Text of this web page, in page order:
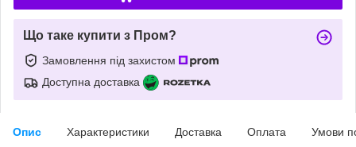
Що таке купити з Пром?
Замовлення під захистом
Доступна доставка
Опис Характеристики Доставка Оплата Умови